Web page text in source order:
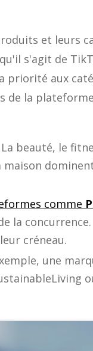
et leurs
s'agit de
priorité aux
de la
La beauté, le
comme
la
créneau.
une